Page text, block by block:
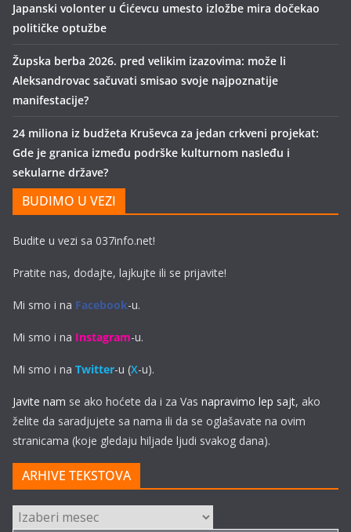
Japanski volonter u Ćićevcu umesto izložbe mira dočekao
političke optužbe
Župska berba 2026. pred velikim izazovima: može li
Aleksandrovac sačuvati smisao svoje najpoznatije
manifestacije?
24 miliona iz budžeta Kruševca za jedan crkveni projekat:
Gde je granica između podrške kulturnom nasleđu i
sekularne države?
BUDIMO U VEZI
Budite u vezi sa 037info.net!
Pratite nas, dodajte, lajkujte ili se prijavite!
Mi smo i na Facebook-u.
Mi smo i na Instagram-u.
Mi smo i na Twitter-u (X-u).
Javite nam se ako hoćete da i za Vas napravimo lep sajt, ako
želite da saradjujete sa nama ili da se oglašavate na ovim
stranicama (koje gledaju hiljade ljudi svakog dana).
ARHIVE TEKSTOVA
ARHIVE